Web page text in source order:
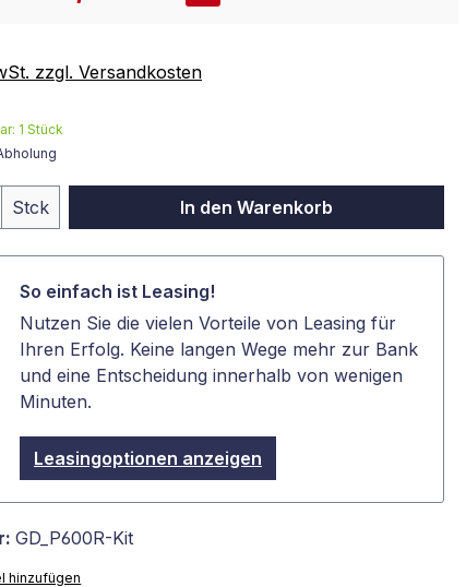
zzgl. Versandkosten
1 Stück
Gib den gewünschten Wert
Stck In den Warenkorb
So einfach ist Leasing!
Nutzen Sie die vielen Vorteile von Leasing für
Ihren Erfolg. Keine langen Wege mehr zur Bank
und eine Entscheidung innerhalb von wenigen
Minuten.
Leasingoptionen anzeigen
GD_P600R-Kit
hinzufügen